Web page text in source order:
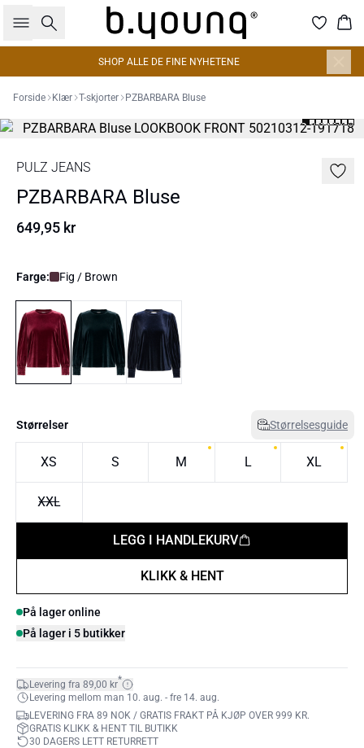
Søk
SHOP ALLE DE FINE NYHETENE
Forside Klær T-skjorter PZBARBARA Bluse
PULZ JEANS
PZBARBARA Bluse
649,95 kr
Farge: Fig / Brown
Størrelser Størrelsesguide
XS S M L XL
XXL
KLIKK & HENT
LEGG I HANDLEKURV
På lager online
På lager i 5 butikker
Levering fra 89,00 kr*
Levering mellom man 10. aug. - fre 14. aug.
LEVERING FRA 89 NOK / GRATIS FRAKT PÅ KJØP OVER 999 KR.
GRATIS KLIKK & HENT TIL BUTIKK
30 DAGERS LETT RETURRETT